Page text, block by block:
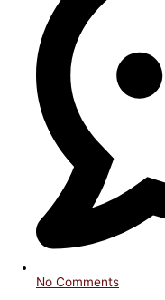
No Comments